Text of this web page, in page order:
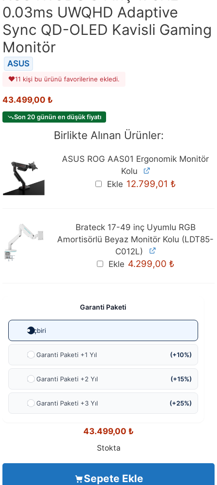
0.03ms UWQHD Adaptive
Sync QD-OLED Kavisli Gaming
Monitör
ASUS
11 kişi bu ürünü favorilerine ekledi.
43.499,00 ₺
Son 20 günün en düşük fiyatı
Birlikte Alınan Ürünler:
ASUS ROG AAS01 Ergonomik Monitör
Kolu
Ekle 12.799,01 ₺
Brateck 17-49 inç Uyumlu RGB
Amortisörlü Beyaz Monitör Kolu (LDT85-
C012L)
Ekle 4.299,00 ₺
Garanti Paketi
Hiçbiri
Ek Garanti Paketi +1 Yıl (+10%)
Ek Garanti Paketi +2 Yıl (+15%)
Ek Garanti Paketi +3 Yıl (+25%)
43.499,00 ₺
Stokta
Sepete Ekle